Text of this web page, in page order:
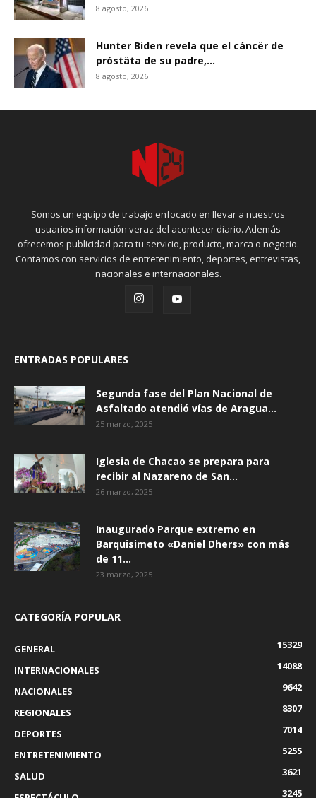
8 agosto, 2026
Hunter Biden revela que el cáncër de
próstäta de su padre,...
8 agosto, 2026
Somos un equipo de trabajo enfocado en llevar a nuestros
usuarios información veraz del acontecer diario. Además
ofrecemos publicidad para tu servicio, producto, marca o negocio.
Contamos con servicios de entretenimiento, deportes, entrevistas,
nacionales e internacionales.
ENTRADAS POPULARES
Segunda fase del Plan Nacional de
Asfaltado atendió vías de Aragua...
25 marzo, 2025
Iglesia de Chacao se prepara para
recibir al Nazareno de San...
26 marzo, 2025
Inaugurado Parque extremo en
Barquisimeto «Daniel Dhers» con más
de 11...
23 marzo, 2025
CATEGORÍA POPULAR
GENERAL
15329
INTERNACIONALES
14088
NACIONALES
9642
REGIONALES
8307
DEPORTES
7014
ENTRETENIMIENTO
5255
SALUD
3621
3245